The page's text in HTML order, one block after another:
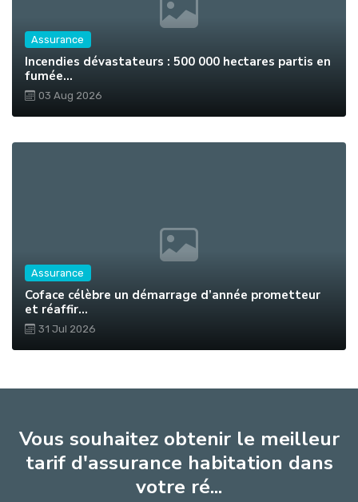
Assurance
Incendies dévastateurs : 500 000 hectares partis en
fumée...
03 Aug 2026
Assurance
Coface célèbre un démarrage d’année prometteur
et réaffir...
31 Jul 2026
Vous souhaitez obtenir le meilleur
tarif d'assurance habitation dans
votre ré...